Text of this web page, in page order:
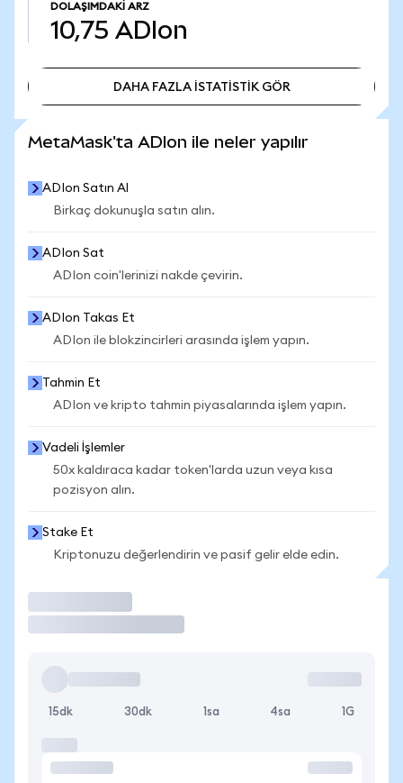
DOLAŞIMDAKI ARZ
10,75 ADIon
DAHA FAZLA İSTATİSTİK GÖR
MetaMask'ta ADIon ile neler yapılır
ADIon Satın Al
Birkaç dokunuşla satın alın.
ADIon Sat
ADIon coin'lerinizi nakde çevirin.
ADIon Takas Et
ADIon ile blokzincirleri arasında işlem yapın.
Tahmin Et
ADIon ve kripto tahmin piyasalarında işlem yapın.
Vadeli İşlemler
50x kaldıraca kadar token'larda uzun veya kısa
pozisyon alın.
Stake Et
Kriptonuzu değerlendirin ve pasif gelir elde edin.
15dk 30dk 1sa 4sa 1G